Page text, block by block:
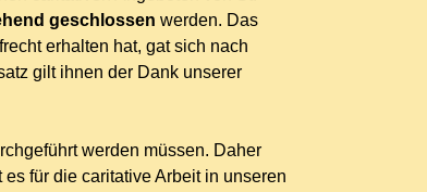
geschlossen werden. Das
erhalten hat, gat sich nach
gilt ihnen der Dank unserer
werden müssen. Daher
für die caritative Arbeit in unseren